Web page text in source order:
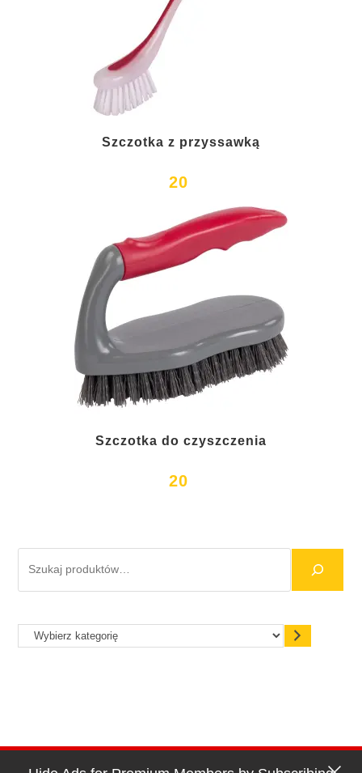
Szczotka z przyssawką
20
Szczotka do czyszczenia
20